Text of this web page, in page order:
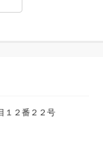
１２番２２号